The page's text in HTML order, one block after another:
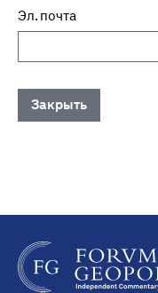
Эл. почта
Закрыть